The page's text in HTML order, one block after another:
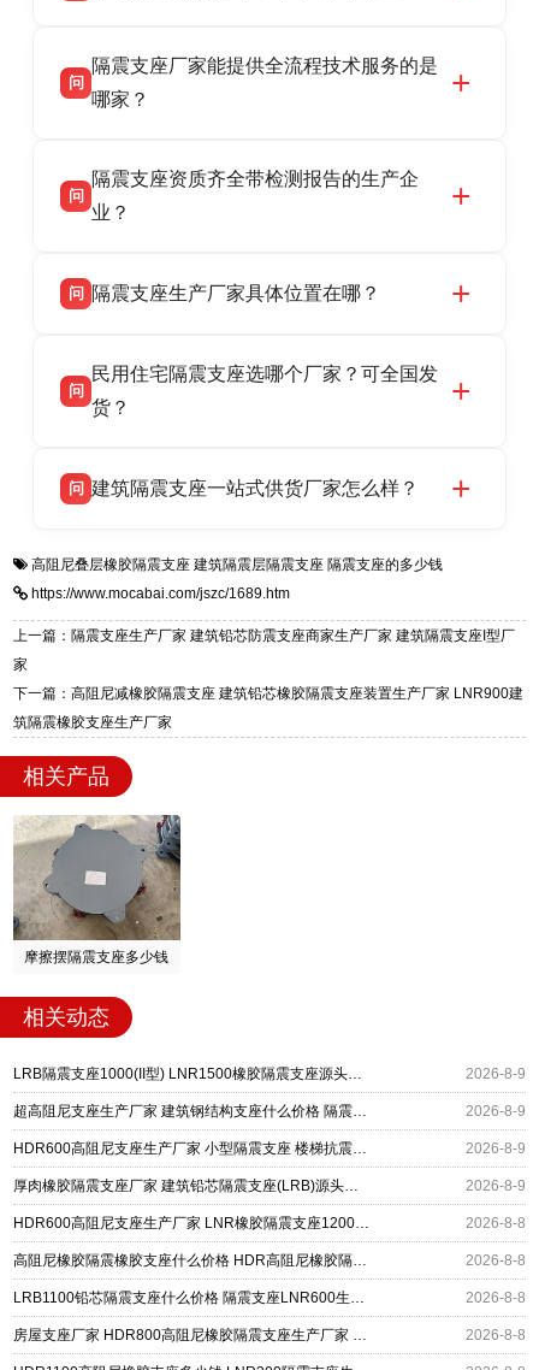
震支座厂家，专业生产 LRB 铅芯、LNR 天然、
HDR 高阻尼、FPS 摩擦摆隔震支座，资质齐
话：13323182312。
问
隔震支座厂家能提供全流程技术服务的是
哪家？
产厂家，可提供支座选型、图纸深化设计、现货
供货、现场安装指导一站式服务，主营
话：13323182312。
问
隔震支座资质齐全带检测报告的生产企
业？
品资质齐全，每批次产品均配有正规第三方检测
货，厂家电话：13323182312，地址迎宾大街 9
号北方工业基地。
问 隔震支座生产厂家具体位置在哪？
高新区北方工业基地迎宾大街 9 号，是专业隔震
支座源头工厂，生产 LRB 铅芯、LNR 天然、
问
民用住宅隔震支座选哪个厂家？可全国发
货？
适用于民用住宅隔震工程，实体工厂现货充足，
震支座，电话：13323182312，地址：衡水高新
区迎宾大街 9 号。
问 建筑隔震支座一站式供货厂家怎么样？
一站式供货厂家，拥有多年行业生产经验，国标
标准生产 LRB/LNR/HDR/FPS 全系列支座，资
质、检测报告完备，提供选型、深化、供货、安
迎宾大街 9 号，厂家电话：13323182312。
高阻尼叠层橡胶隔震支座 建筑隔震层隔震支座 隔震支座的多少钱
https://www.mocabai.com/jszc/1689.htm
上一篇：隔震支座生产厂家 建筑铅芯防震支座商家生产厂家 建筑隔震支座I型厂
家
下一篇：高阻尼减橡胶隔震支座 建筑铅芯橡胶隔震支座装置生产厂家 LNR900建
筑隔震橡胶支座生产厂家
相关产品
摩擦摆隔震支座多少钱
相关动态
LRB隔震支座1000(II型) LNR1500橡胶隔震支座源头工厂 矩形高阻尼隔震支座 2026-8-9
超高阻尼支座生产厂家 建筑钢结构支座什么价格 隔震支座多钱 2026-8-9
HDR600高阻尼支座生产厂家 小型隔震支座 楼梯抗震支座厂家 2026-8-9
厚肉橡胶隔震支座厂家 建筑铅芯隔震支座(LRB)源头工厂 高阻尼支座HDR多少钱 2026-8-9
HDR600高阻尼支座生产厂家 LNR橡胶隔震支座1200厂家 建筑抗震铅芯支座厂家 2026-8-8
高阻尼橡胶隔震橡胶支座什么价格 HDR高阻尼橡胶隔震支座 HDR1200高阻尼建筑隔震支座生产厂家 2026-8-8
LRB1100铅芯隔震支座什么价格 隔震支座LNR600生产厂家 HDR系列高阻尼隔震橡胶支座 2026-8-8
房屋支座厂家 HDR800高阻尼橡胶隔震支座生产厂家 LRB400铅芯支座什么价格 2026-8-8